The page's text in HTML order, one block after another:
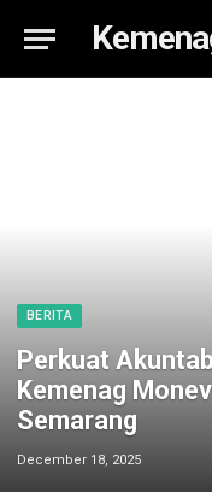
BERITA
Perkuat
Kemenag
Semarang
December 18, 2025